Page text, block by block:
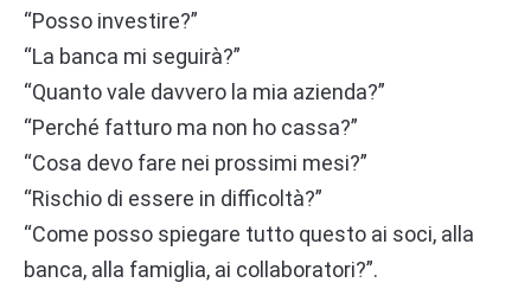
“Posso investire?”
“La banca mi seguirà?”
“Quanto vale davvero la mia azienda?”
“Perché fatturo ma non ho cassa?”
“Cosa devo fare nei prossimi mesi?”
“Rischio di essere in difficoltà?”
“Come posso spiegare tutto questo ai soci, alla
banca, alla famiglia, ai collaboratori?”.